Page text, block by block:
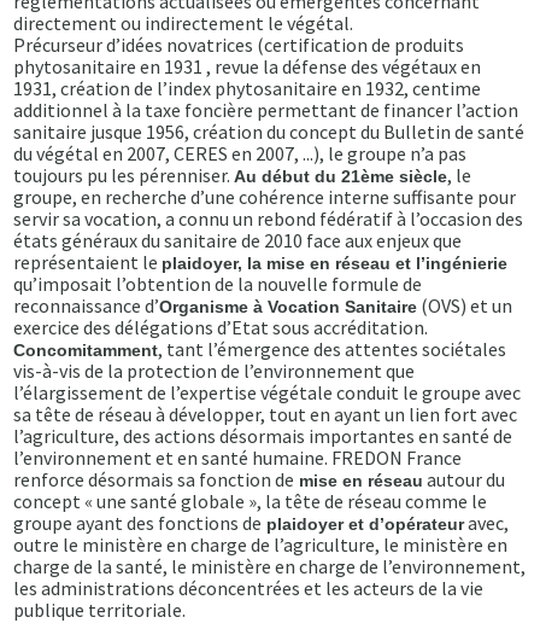
directement ou indirectement le végétal.
Précurseur d’idées novatrices (certification de produits
phytosanitaire en 1931 , revue la défense des végétaux en
1931, création de l’index phytosanitaire en 1932, centime
additionnel à la taxe foncière permettant de financer l’action
sanitaire jusque 1956, création du concept du Bulletin de santé
du végétal en 2007, CERES en 2007, ...), le groupe n’a pas
toujours pu les pérenniser.Au début du 21ème siècle, le
groupe, en recherche d’une cohérence interne suffisante pour
servir sa vocation, a connu un rebond fédératif à l’occasion des
états généraux du sanitaire de 2010 face aux enjeux que
représentaient le plaidoyer, la mise en réseau et l’ingénierie
qu’imposait l’obtention de la nouvelle formule de
reconnaissance d’Organisme à Vocation Sanitaire (OVS) et un
exercice des délégations d’Etat sous accréditation.
Concomitamment, tant l’émergence des attentes sociétales
vis-à-vis de la protection de l’environnement que
l’élargissement de l’expertise végétale conduit le groupe avec
sa tête de réseau à développer, tout en ayant un lien fort avec
l’agriculture, des actions désormais importantes en santé de
l’environnement et en santé humaine. FREDON France
renforce désormais sa fonction de mise en réseau autour du
concept « une santé globale », la tête de réseau comme le
groupe ayant des fonctions de plaidoyer et d’opérateuravec,
outre le ministère en charge de l’agriculture, le ministère en
charge de la santé, le ministère en charge de l’environnement,
les administrations déconcentrées et les acteurs de la vie
publique territoriale.